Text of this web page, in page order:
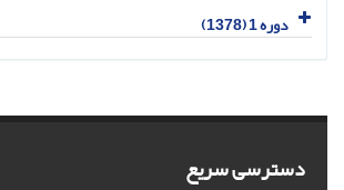
دوره 1 (1378)
دسترسی سریع